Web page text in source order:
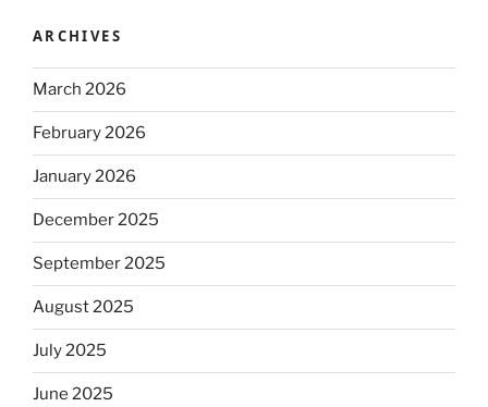
ARCHIVES
March 2026
February 2026
January 2026
December 2025
September 2025
August 2025
July 2025
June 2025